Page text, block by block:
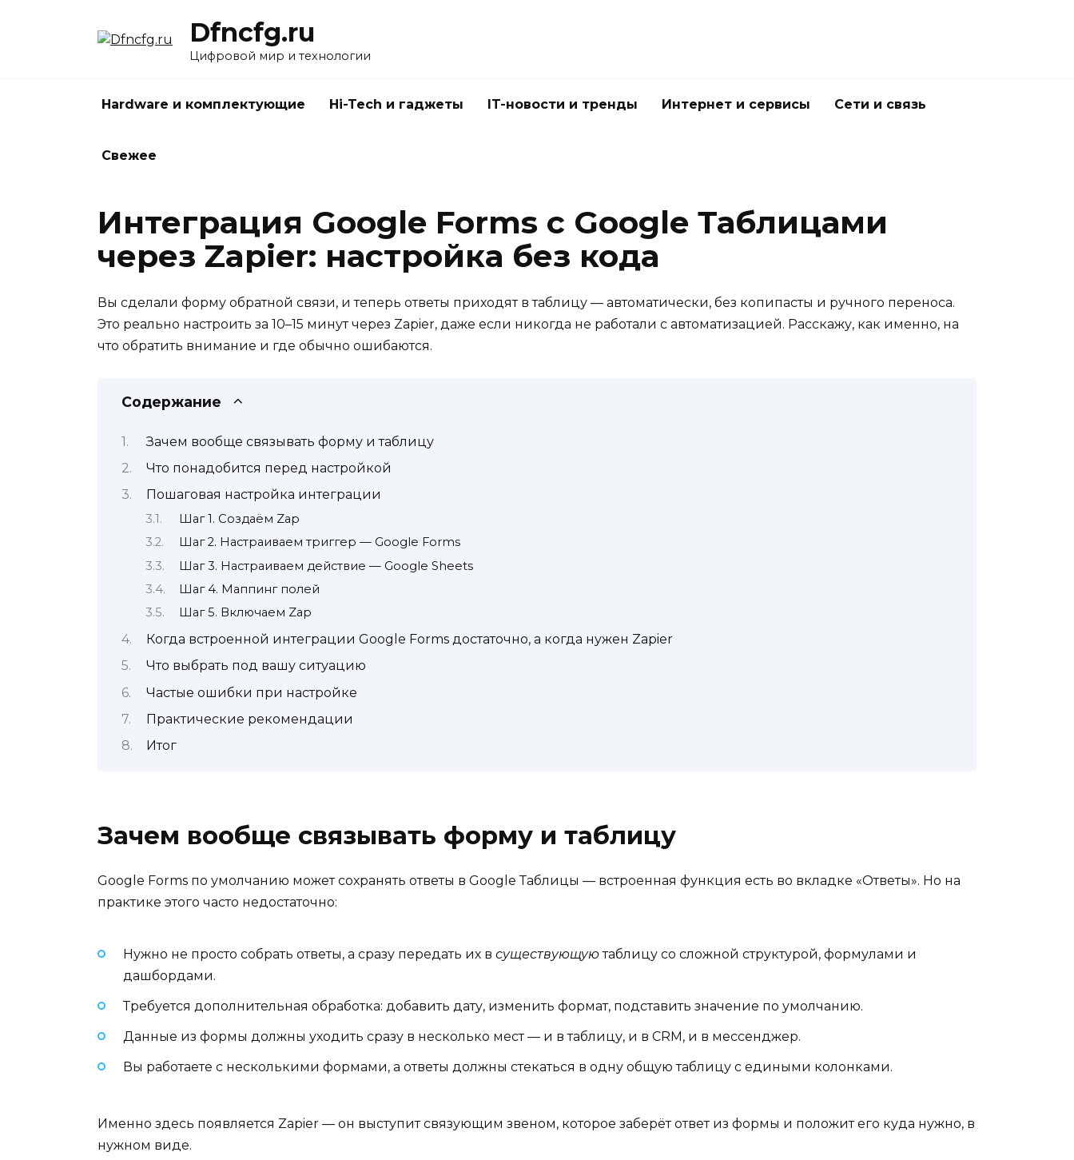
Dfncfg.ru
Цифровой мир и технологии
Hardware и комплектующие Hi-Tech и гаджеты IT-новости и тренды Интернет и сервисы Сети и связь
Свежее
Интеграция Google Forms с Google Таблицами
через Zapier: настройка без кода
Вы сделали форму обратной связи, и теперь ответы приходят в таблицу — автоматически, без копипасты и ручного переноса.
Это реально настроить за 10–15 минут через Zapier, даже если никогда не работали с автоматизацией. Расскажу, как именно, на
что обратить внимание и где обычно ошибаются.
Содержание
Зачем вообще связывать форму и таблицу
Что понадобится перед настройкой
Пошаговая настройка интеграции
Шаг 1. Создаём Zap
Шаг 2. Настраиваем триггер — Google Forms
Шаг 3. Настраиваем действие — Google Sheets
Шаг 4. Маппинг полей
Шаг 5. Включаем Zap
Когда встроенной интеграции Google Forms достаточно, а когда нужен Zapier
Что выбрать под вашу ситуацию
Частые ошибки при настройке
Практические рекомендации
Итог
Зачем вообще связывать форму и таблицу
Google Forms по умолчанию может сохранять ответы в Google Таблицы — встроенная функция есть во вкладке «Ответы». Но на
практике этого часто недостаточно:
Нужно не просто собрать ответы, а сразу передать их в существующуютаблицу со сложной структурой, формулами и
дашбордами.
Требуется дополнительная обработка: добавить дату, изменить формат, подставить значение по умолчанию.
Данные из формы должны уходить сразу в несколько мест — и в таблицу, и в CRM, и в мессенджер.
Вы работаете с несколькими формами, а ответы должны стекаться в одну общую таблицу с едиными колонками.
Именно здесь появляется Zapier — он выступит связующим звеном, которое заберёт ответ из формы и положит его куда нужно, в
нужном виде.